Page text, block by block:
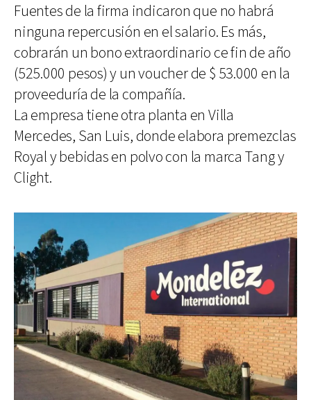
Fuentes de la firma indicaron que no habrá
ninguna repercusión en el salario. Es más,
cobrarán un bono extraordinario ce fin de año
(525.000 pesos) y un voucher de $ 53.000 en la
proveeduría de la compañía.
La empresa tiene otra planta en Villa
Mercedes, San Luis, donde elabora premezclas
Royal y bebidas en polvo con la marca Tang y
Clight.